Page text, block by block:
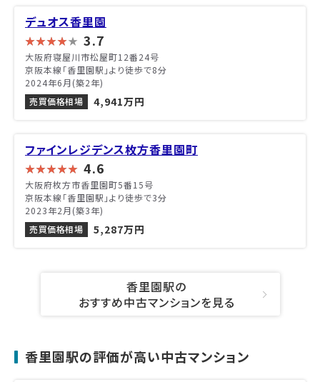
デュオス香里園
3.7
大阪府寝屋川市松屋町12番24号
京阪本線「香里園駅」より徒歩で8分
2024年6月(築2年)
売買価格相場
4,941万円
ファインレジデンス枚方香里園町
4.6
大阪府枚方市香里園町5番15号
京阪本線「香里園駅」より徒歩で3分
2023年2月(築3年)
売買価格相場
5,287万円
香里園駅の
おすすめ中古マンションを見る
香里園駅の評価が高い中古マンション